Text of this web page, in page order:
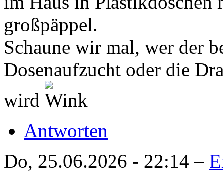
großpäppel.
Schaune wir mal, wer der
Dosenaufzucht oder die
wird
Antworten
Do, 25.06.2026 - 22:14 –